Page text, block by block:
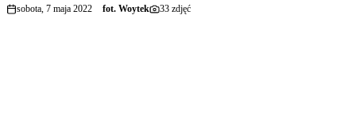
sobota, 7 maja 2022 fot. Woytek 33 zdjęć